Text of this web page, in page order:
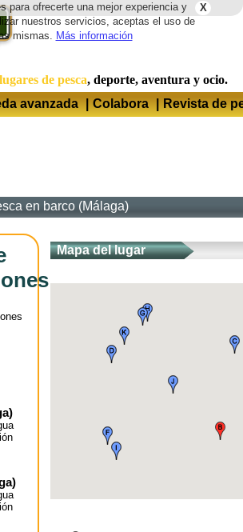
X
para ofrecerte una mejor experiencia y
nuestros servicios, aceptas el uso de
mismas. Más información
de pesca, deporte, aventura y ocio.
avanzada | Colabora | Revista de
en barco (Málaga)
)
)
Mapa del lugar